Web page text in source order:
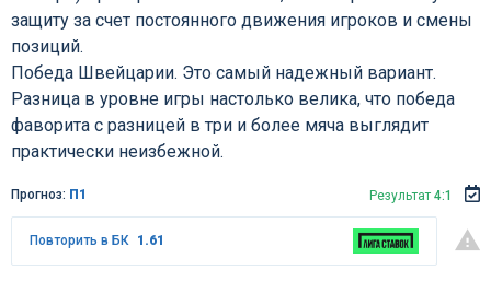
защиту за счет постоянного движения игроков и смены
позиций.
Победа Швейцарии. Это самый надежный вариант.
Разница в уровне игры настолько велика, что победа
фаворита с разницей в три и более мяча выглядит
практически неизбежной.
Прогноз: П1 Результат 4:1
Повторить в БК 1.61